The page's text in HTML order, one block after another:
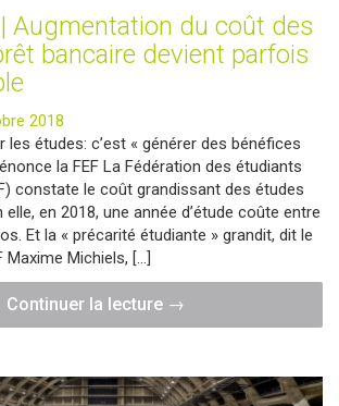
Augmentation du coût des
bancaire devient parfois
2018
les études: c’est « générer des bénéfices
la FEF La Fédération des étudiants
constate le coût grandissant des études
en 2018, une année d’étude coûte entre
Et la « précarité étudiante » grandit, dit le
Maxime Michiels, […]
Continuer la lecture "Particuliers
|
du
coût
→